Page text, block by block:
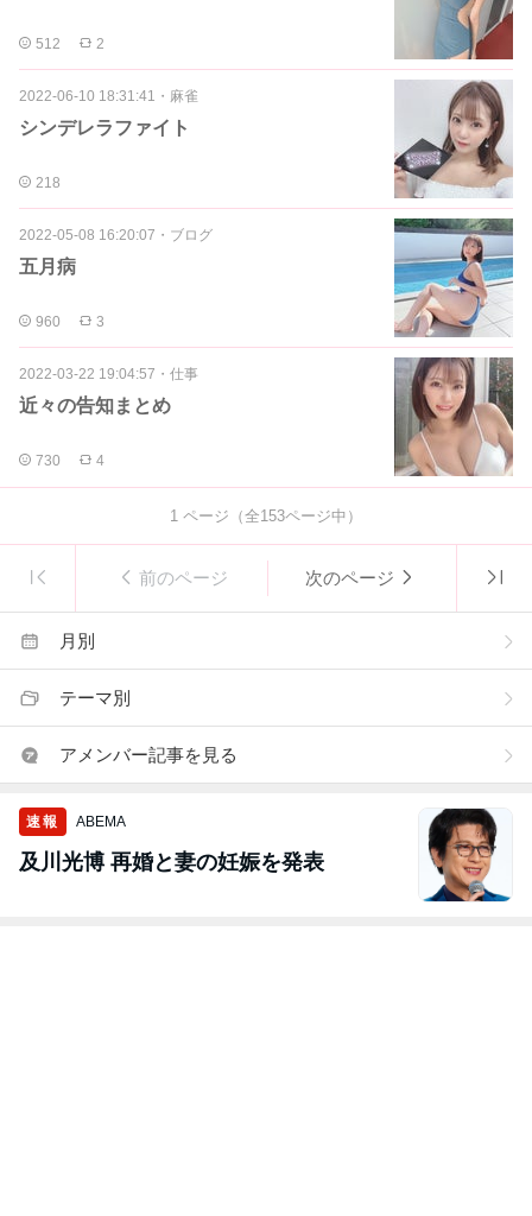
512 2
2022-06-10 18:31:41 ・ 麻雀
シンデレラファイト
218
2022-05-08 16:20:07 ・ ブログ
五月病
960 3
2022-03-22 19:04:57 ・ 仕事
近々の告知まとめ
730 4
1 ページ（全153ページ中）
前のページ 次のページ
月別
テーマ別
アメンバー記事を見る
速報 ABEMA
及川光博 再婚と妻の妊娠を発表